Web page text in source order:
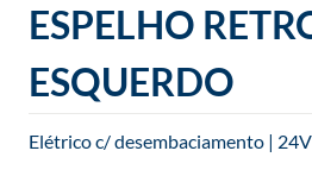
ESPELHO
ESQUERDO
Elétrico c/ desembaciamento | 24V